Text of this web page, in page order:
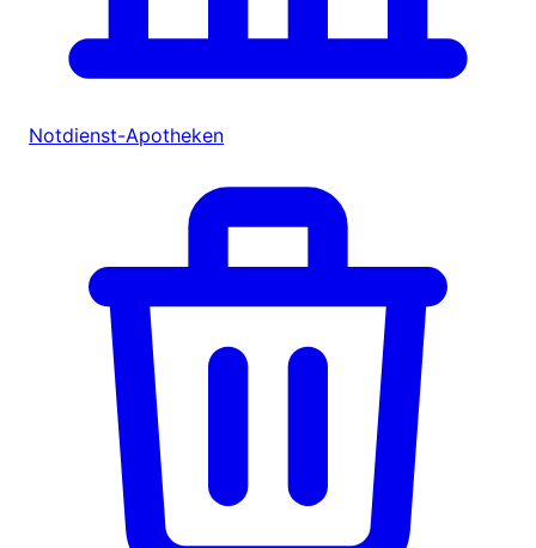
Notdienst-Apotheken